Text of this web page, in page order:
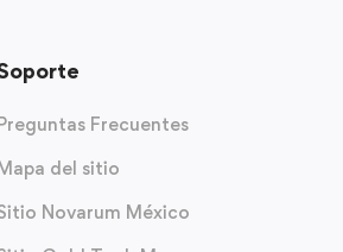
Frecuentes
del sitio
Novarum México